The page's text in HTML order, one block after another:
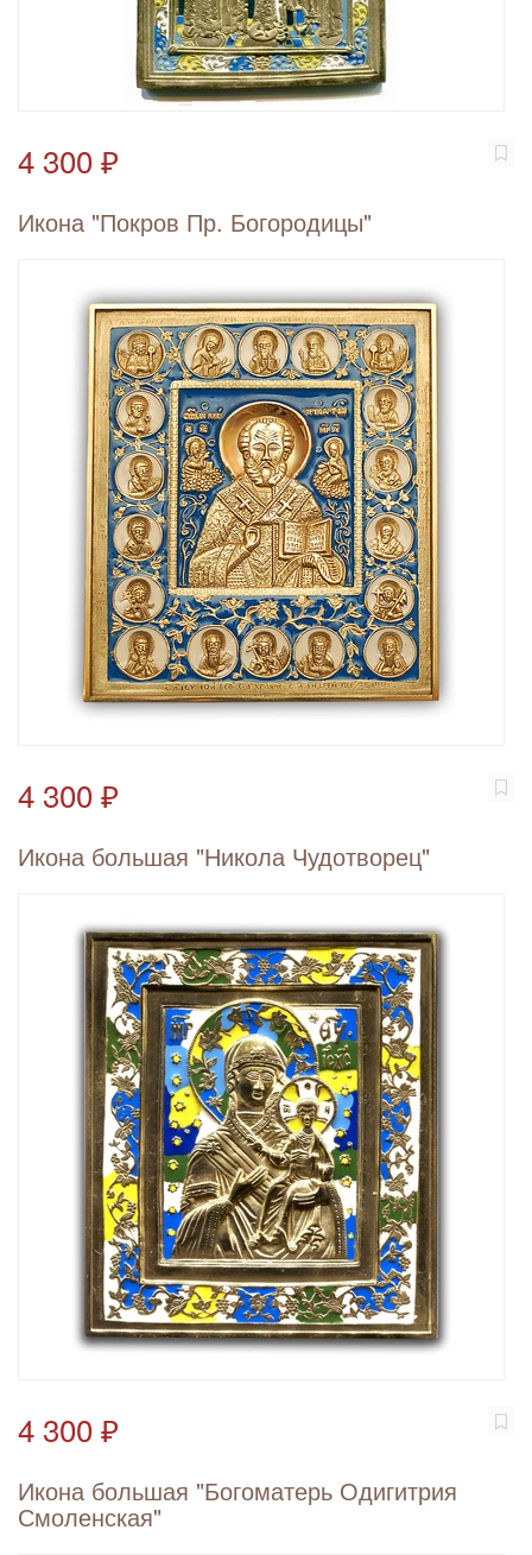
4 300 ₽
Икона "Покров Пр. Богородицы"
4 300 ₽
Икона большая "Никола Чудотворец"
4 300 ₽
Икона большая "Богоматерь Одигитрия
Смоленская"